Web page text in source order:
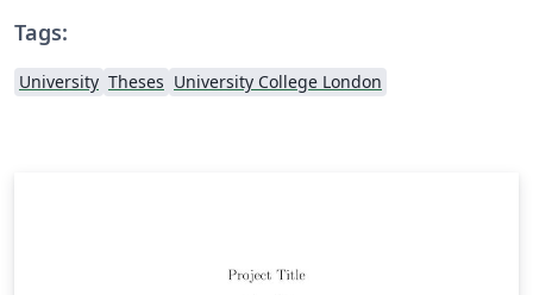
Tags:
University Theses University College London